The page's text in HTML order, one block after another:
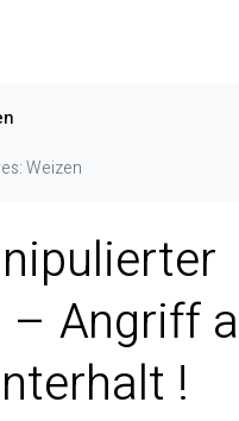
Weizen
– Angriff
!